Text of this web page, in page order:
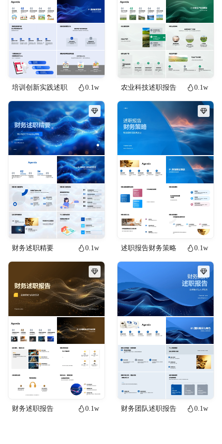
培训创新实践述职 0.1w 农业科技述职报告 0.1w
财务述职精要 0.1w 述职报告财务策略 0.1w
财务述职报告 0.1w 财务团队述职报告 0.1w